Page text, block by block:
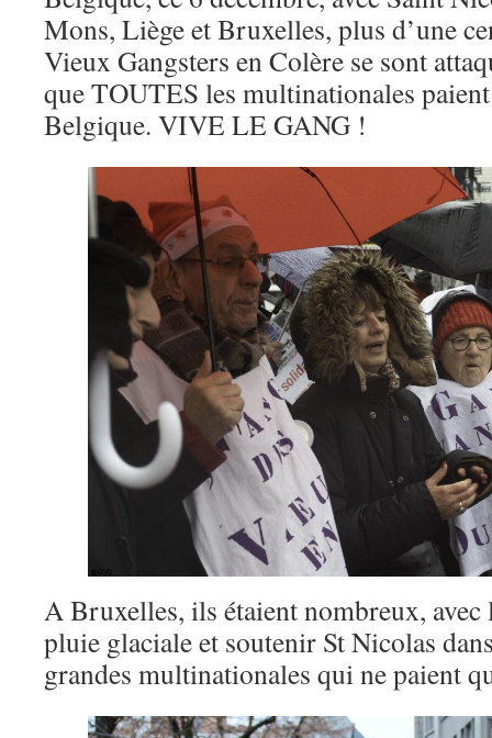
Mons, Liège et Bruxelles, plus d’une
Vieux Gangsters en Colère se sont
que TOUTES les multinationales
Belgique. VIVE LE GANG !
A Bruxelles, ils étaient nombreux,
pluie glaciale et soutenir St Nicolas
grandes multinationales qui ne paient